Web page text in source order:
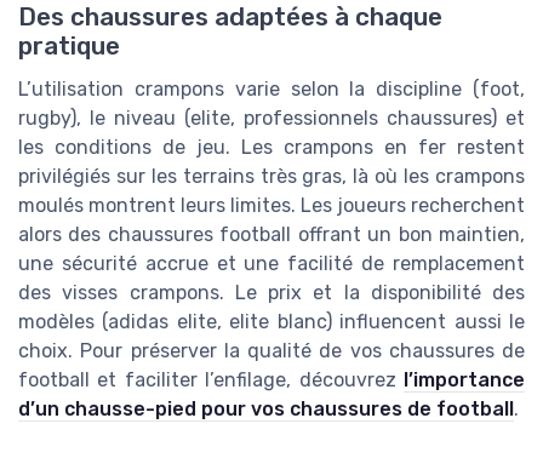
Des chaussures adaptées à chaque
pratique
L’utilisation crampons varie selon la discipline (foot,
rugby), le niveau (elite, professionnels chaussures) et
les conditions de jeu. Les crampons en fer restent
privilégiés sur les terrains très gras, là où les crampons
moulés montrent leurs limites. Les joueurs recherchent
alors des chaussures football offrant un bon maintien,
une sécurité accrue et une facilité de remplacement
des visses crampons. Le prix et la disponibilité des
modèles (adidas elite, elite blanc) influencent aussi le
choix. Pour préserver la qualité de vos chaussures de
football et faciliter l’enfilage, découvrez l’importance
d’un chausse-pied pour vos chaussures de football.